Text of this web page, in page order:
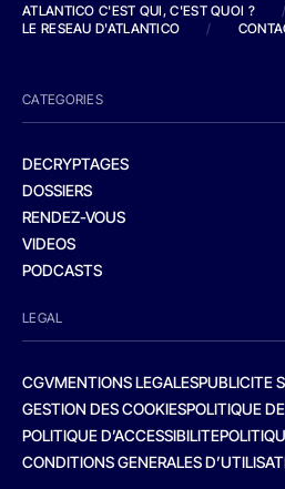
ATLANTICO C'EST QUI, C'EST QUOI ?
/
LE RESEAU D'ATLANTICO
/
CATEGORIES
DECRYPTAGES
DOSSIERS
RENDEZ-VOUS
VIDEOS
PODCASTS
LEGAL
CGVMENTIONS LEGALESPUBLICITE
GESTION DES COOKIESPOLITIQUE
POLITIQUE D’ACCESSIBILITE
CONDITIONS GENERALES